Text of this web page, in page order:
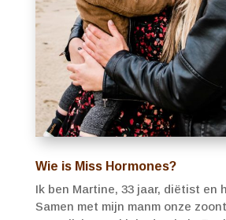
Wie is Miss Hormones?
Ik ben Martine, 33 jaar, diëtist en
Samen met mijn manm onze